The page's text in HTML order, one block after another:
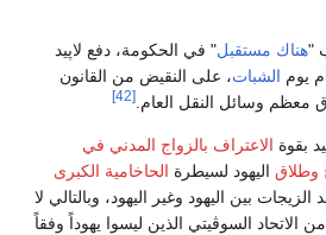
هناك مستقبل" في الحكومة، دفع لاپيد
يوم الشبات، على النقيض من القانون
معظم وسائل النقل العام. [42]
بقوة الاعتراف بالزواج المدني في
وطلاق اليهود لسيطرة الحاخامية الكبرى
الزيجات بين اليهود وغير اليهود، وبالتالي لا
الاتحاد السوڤيتي الذين ليسوا يهوداً وفقاً